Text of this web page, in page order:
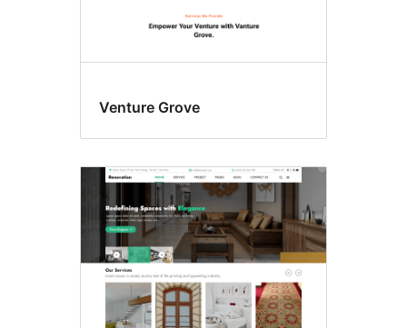
Venture Grove